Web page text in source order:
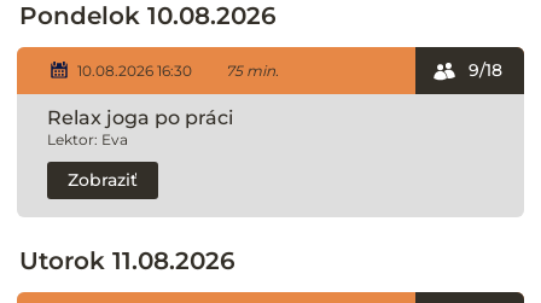
Pondelok 10.08.2026
10.08.2026 16:30 75 min.
Relax joga po práci
Lektor: Eva
9/18
Zobraziť
Utorok 11.08.2026